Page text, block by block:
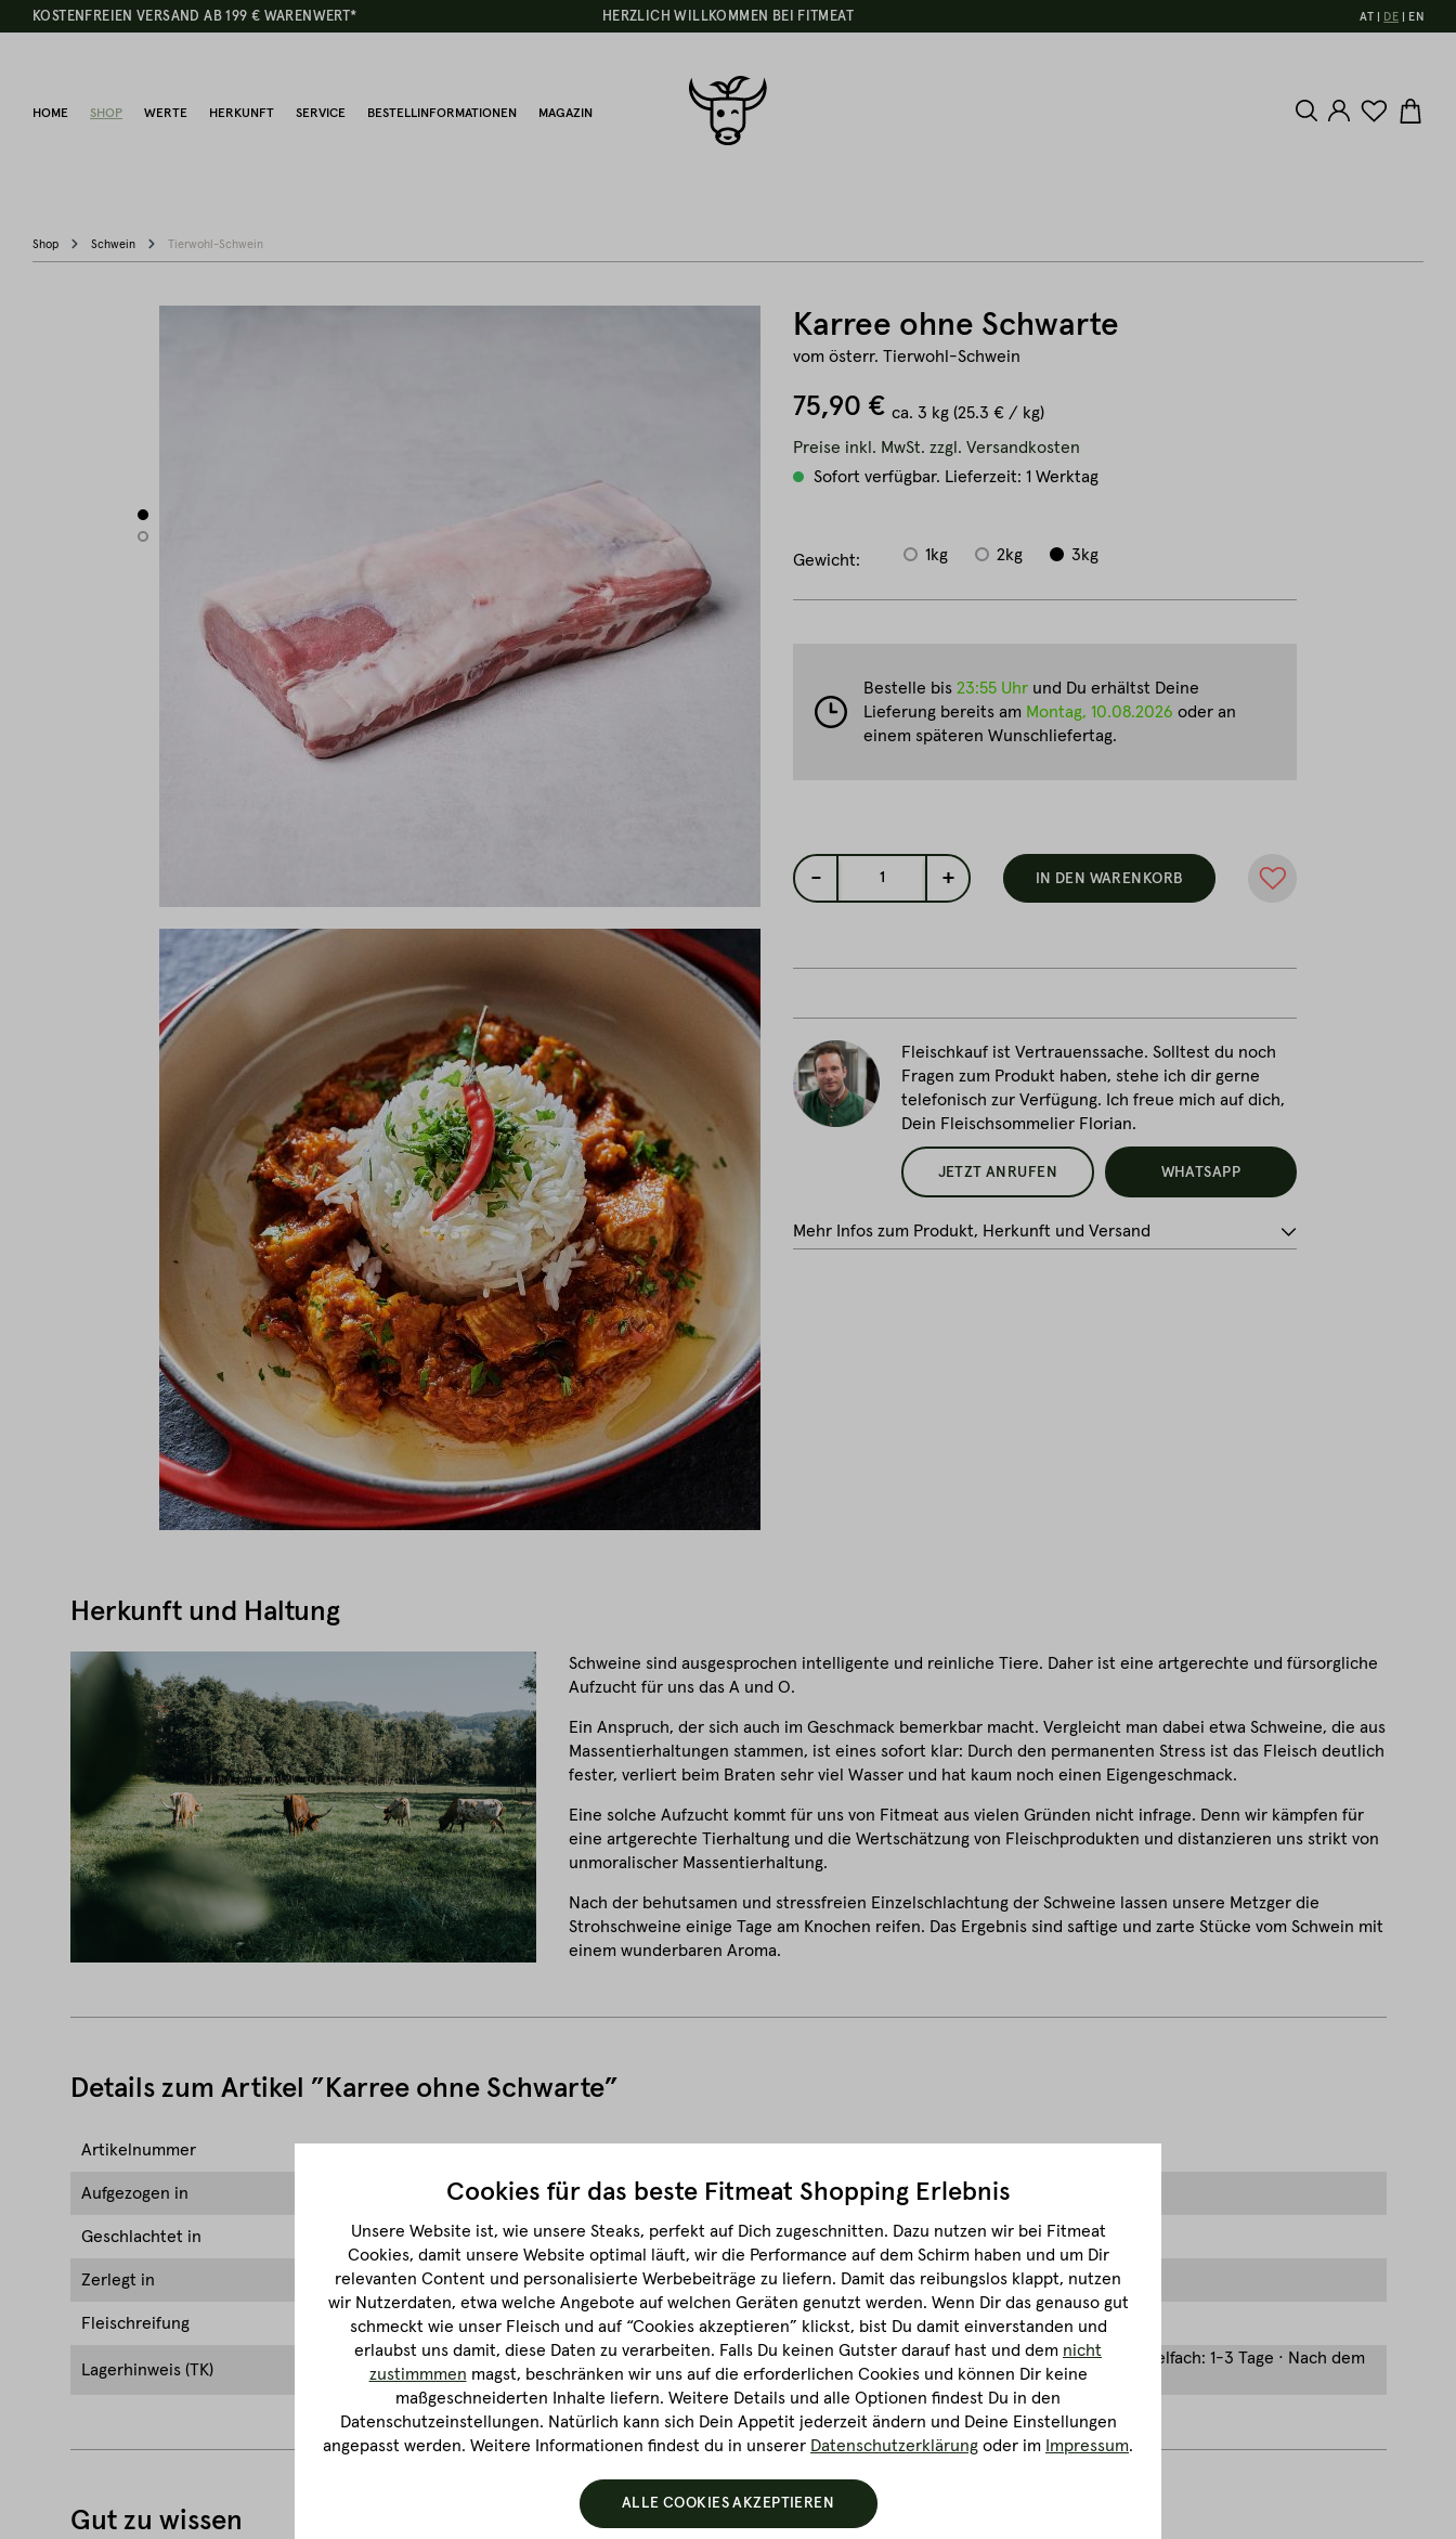
KOSTENFREIEN VERSAND AB 199 € WARENWERT* HERZLICH WILLKOMMEN BEI FITMEAT DE
AT EN
HOME SHOP WERTE HERKUNFT SERVICE BESTELLINFORMATIONEN MAGAZIN
Shop Schwein Tierwohl-Schwein
Karree ohne Schwarte
vom österr. Tierwohl-Schwein
75,90 € ca. 3 kg (25.3 € / kg)
Preise inkl. MwSt. zzgl. Versandkosten
Sofort verfügbar. Lieferzeit: 1 Werktag
Gewicht: 1kg 2kg 3kg
- 1 + IN DEN WARENKORB
Bestelle bis 23:55 Uhr und Du erhältst Deine
Lieferung bereits am Montag, 10.08.2026 oder an
einem späteren Wunschliefertag.
Fleischkauf ist Vertrauenssache. Solltest du noch
Fragen zum Produkt haben, stehe ich dir gerne
telefonisch zur Verfügung. Ich freue mich auf dich,
Dein Fleischsommelier Florian.
JETZT ANRUFEN WHATSAPP
Mehr Infos zum Produkt, Herkunft und Versand
Herkunft und Haltung
Schweine sind ausgesprochen intelligente und reinliche Tiere. Daher ist eine artgerechte und fürsorgliche
Aufzucht für uns das A und O.
Ein Anspruch, der sich auch im Geschmack bemerkbar macht. Vergleicht man dabei etwa Schweine, die aus
Massentierhaltungen stammen, ist eines sofort klar: Durch den permanenten Stress ist das Fleisch deutlich
fester, verliert beim Braten sehr viel Wasser und hat kaum noch einen Eigengeschmack.
Eine solche Aufzucht kommt für uns von Fitmeat aus vielen Gründen nicht infrage. Denn wir kämpfen für
eine artgerechte Tierhaltung und die Wertschätzung von Fleischprodukten und distanzieren uns strikt von
unmoralischer Massentierhaltung.
Nach der behutsamen und stressfreien Einzelschlachtung der Schweine lassen unsere Metzger die
Strohschweine einige Tage am Knochen reifen. Das Ergebnis sind saftige und zarte Stücke vom Schwein mit
einem wunderbaren Aroma.
Details zum Artikel ”Karree ohne Schwarte”
Artikelnummer
Aufgezogen in Österreich
Geschlachtet in Österreich
Zerlegt in Österreich
Fleischreifung mind. 5 Tage gereift
Lagerhinweis (TK)
***-Fach (-18 °C): mindestens haltbar bis: siehe Etikett · **-Fach: 2 Wochen · *-Fach oder Eiswürfelfach: 1-3 Tage · Nach dem
Auftauen nicht wieder einfrieren.
Gut zu wissen
Cookies für das beste Fitmeat Shopping Erlebnis
Unsere Website ist, wie unsere Steaks, perfekt auf Dich zugeschnitten. Dazu nutzen wir bei Fitmeat
Cookies, damit unsere Website optimal läuft, wir die Performance auf dem Schirm haben und um Dir
relevanten Content und personalisierte Werbebeiträge zu liefern. Damit das reibungslos klappt, nutzen
wir Nutzerdaten, etwa welche Angebote auf welchen Geräten genutzt werden. Wenn Dir das genauso gut
schmeckt wie unser Fleisch und auf “Cookies akzeptieren” klickst, bist Du damit einverstanden und
erlaubst uns damit, diese Daten zu verarbeiten. Falls Du keinen Gutster darauf hast und dem nicht
zustimmmen magst, beschränken wir uns auf die erforderlichen Cookies und können Dir keine
maßgeschneiderten Inhalte liefern. Weitere Details und alle Optionen findest Du in den
Datenschutzeinstellungen. Natürlich kann sich Dein Appetit jederzeit ändern und Deine Einstellungen
angepasst werden. Weitere Informationen findest du in unserer Datenschutzerklärung oder im Impressum.
ALLE COOKIES AKZEPTIEREN